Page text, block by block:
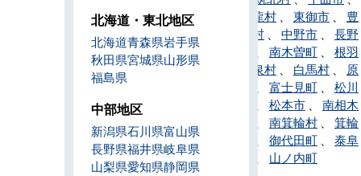
茅野市
天龍村 東御市
豊
丘村
中川村 中野市
長野
市、 南木曽町
根羽
村、 野沢温泉村 白馬村
原
富士見町
松川
松本市
南相木
南箕輪村
箕輪
町、 御代田町
泰阜
村、 山ノ内町
北海道・東北地区
北海道青森県岩手県
秋田県宮城県山形県
福島県
中部地区
新潟県石川県富山県
長野県福井県岐阜県
山梨県愛知県静岡県